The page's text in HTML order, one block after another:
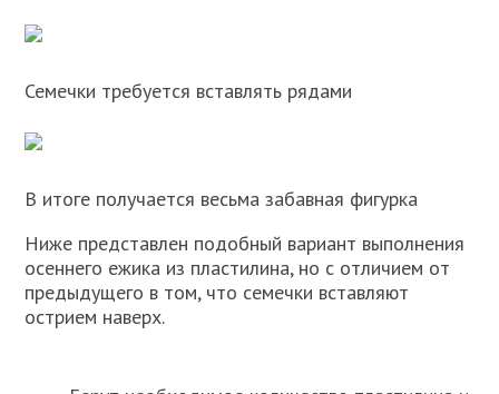
Семечки требуется вставлять рядами
В итоге получается весьма забавная фигурка
Ниже представлен подобный вариант выполнения
осеннего ежика из пластилина, но с отличием от
предыдущего в том, что семечки вставляют
острием наверх.